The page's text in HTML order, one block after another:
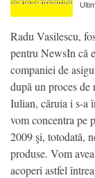
Radu Vasilescu,
pentru NewsIn că
companiei de
după un proces
Iulian, căruia i s-a
vom concentra pe
2009 şi, totodată,
produse. Vom
acoperi astfel